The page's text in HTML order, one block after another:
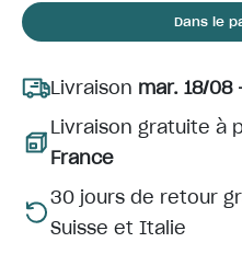
Dans le
Livraison mar. 18/08
Livraison gratuite à
France
30 jours de retour
Suisse et Italie